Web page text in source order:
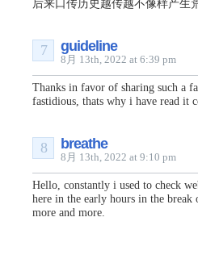
后来口传历史越传越不像样产生
guideline
8月 13th, 2022 at 6:39 pm
7
Thanks in favor of sharing such a
fastidious, thats why i have read it
breathe
8月 13th, 2022 at 9:10 pm
8
Hello, constantly i used to check
here in the early hours in the
more and more.